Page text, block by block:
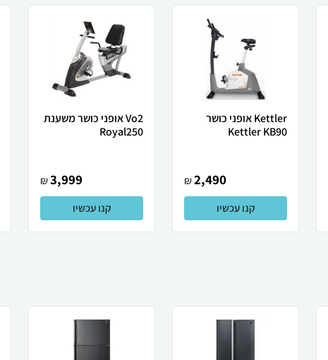
Kettler אופני כושר
Kettler KB90
2,490
₪
קנו עכשיו
Vo2 אופני כושר משענת
Royal250
3,999
₪
קנו עכשיו